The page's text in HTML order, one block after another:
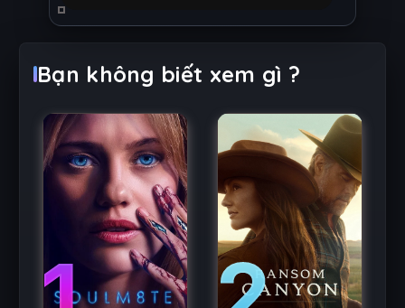
Bạn không biết xem gì ?